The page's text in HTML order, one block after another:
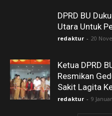
DPRD BU
Utara Untuk
redaktur - 20
Ketua DPRD
Resmikan
Sakit Lagita
redaktur - 9